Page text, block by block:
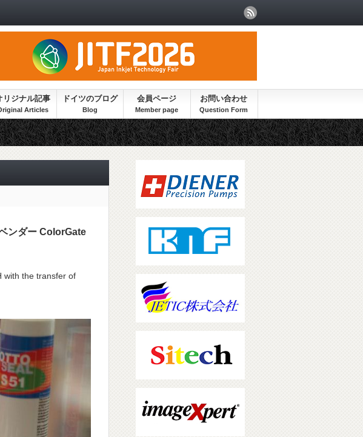
リジナル記事 ドイツのブログ 会員ページ お問い合わせ
ンダー ColorGate
with the transfer of